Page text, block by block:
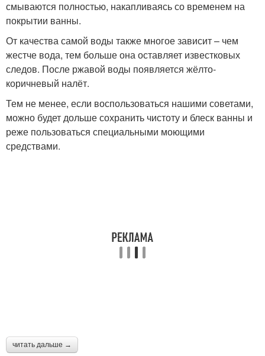
смываются полностью, накапливаясь со временем на
покрытии ванны.
От качества самой воды также многое зависит – чем
жестче вода, тем больше она оставляет известковых
следов. После ржавой воды появляется жёлто-
коричневый налёт.
Тем не менее, если воспользоваться нашими советами,
можно будет дольше сохранить чистоту и блеск ванны и
реже пользоваться специальными моющими
средствами.
читать дальше →